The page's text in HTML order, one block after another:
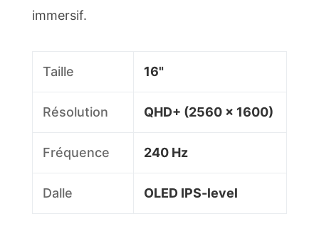
immersif.
Taille 16"
Résolution QHD+ (2560 x 1600)
Fréquence 240 Hz
Dalle OLED IPS-level